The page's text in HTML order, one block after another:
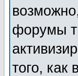
форумы
того, как